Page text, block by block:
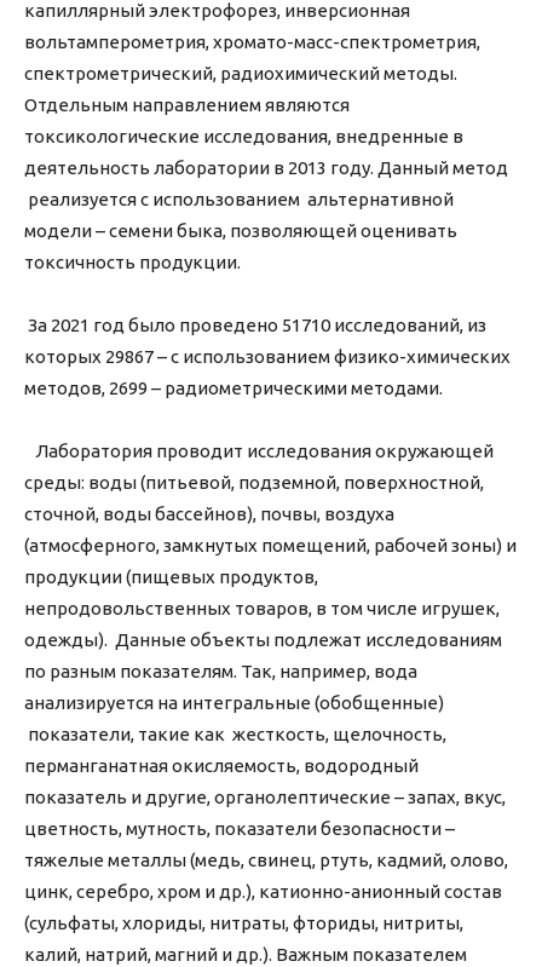
капиллярный электрофорез, инверсионная
вольтамперометрия, хромато-масс-спектрометрия,
спектрометрический, радиохимический методы.
Отдельным направлением являются
токсикологические исследования, внедренные в
деятельность лаборатории в 2013 году. Данный метод
реализуется с использованием альтернативной
модели – семени быка, позволяющей оценивать
токсичность продукции.
За 2021 год было проведено 51710 исследований, из
которых 29867 – с использованием физико-химических
методов, 2699 – радиометрическими методами.
Лаборатория проводит исследования окружающей
среды: воды (питьевой, подземной, поверхностной,
сточной, воды бассейнов), почвы, воздуха
(атмосферного, замкнутых помещений, рабочей зоны) и
продукции (пищевых продуктов,
непродовольственных товаров, в том числе игрушек,
одежды). Данные объекты подлежат исследованиям
по разным показателям. Так, например, вода
анализируется на интегральные (обобщенные)
показатели, такие как жесткость, щелочность,
перманганатная окисляемость, водородный
показатель и другие, органолептические – запах, вкус,
цветность, мутность, показатели безопасности –
тяжелые металлы (медь, свинец, ртуть, кадмий, олово,
цинк, серебро, хром и др.), катионно-анионный состав
(сульфаты, хлориды, нитраты, фториды, нитриты,
калий, натрий, магний и др.). Важным показателем